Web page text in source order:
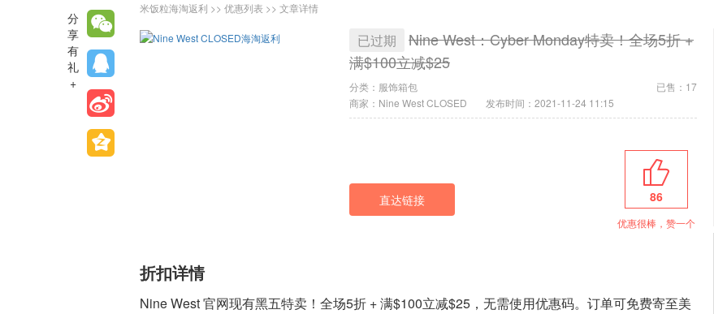
米饭粒海淘返利 >> 优惠列表 >> 文章详情
已过期
Nine West：Cyber Monday特卖！全场5折 +
满$100立减$25
分类： 服饰箱包
已售：17
商家：Nine West CLOSED
发布时间：2021-11-24 11:15
直达链接 86
优惠很棒，赞一个
折扣详情
Nine West 官网现有黑五特卖！全场5折 + 满$100立减$25，无需使用优惠码。订单可免费寄至美
分
享
有
礼
+